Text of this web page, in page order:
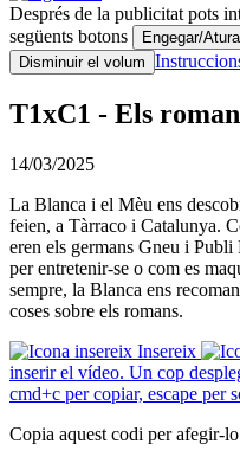
Després de la publicitat pots
següents botons
Engegar/
Disminuir el volum
T1xC1 - Els
14/03/2025
La Blanca i el Mèu ens
feien, a Tàrraco i Catalunya.
eren els germans Gneu i
per entretenir-se o com es
sempre, la Blanca ens
coses sobre els romans.
Insereix
inserir el vídeo. Un cop
cmd+c per copiar, escape per
Copia aquest codi per afegir-